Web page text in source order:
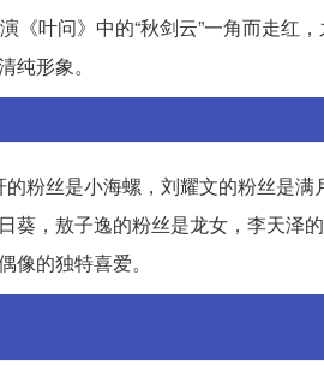
《叶问》中的“秋剑云”一角而走红
形象。
粉丝是小海螺，刘耀文的粉丝是满
葵，敖子逸的粉丝是龙女，李天泽
的独特喜爱。